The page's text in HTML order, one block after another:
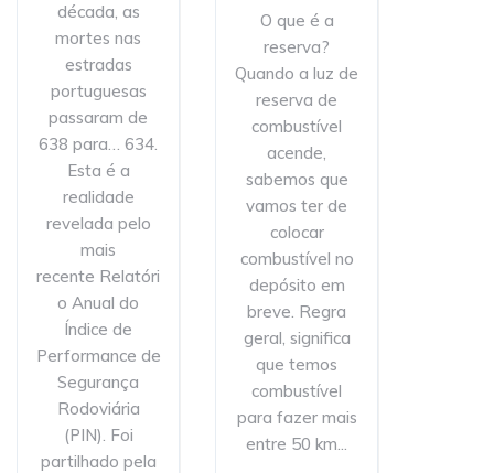
década, as
mortes nas
estradas
portuguesas
passaram de
638 para… 634.
Esta é a
realidade
revelada pelo
mais
recente Relatóri
o Anual do
Índice de
Performance de
Segurança
Rodoviária
(PIN). Foi
partilhado pela
O que é a
reserva?
Quando a luz de
reserva de
combustível
acende,
sabemos que
vamos ter de
colocar
combustível no
depósito em
breve. Regra
geral, significa
que temos
combustível
para fazer mais
entre 50 km...